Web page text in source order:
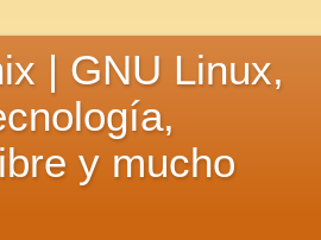
| GNU Linux,
y mucho